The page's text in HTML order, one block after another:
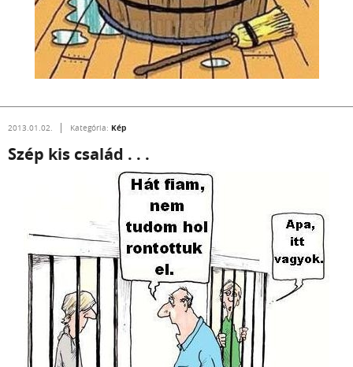
2013.01.02. Kategória: Kép
Szép kis család . . .